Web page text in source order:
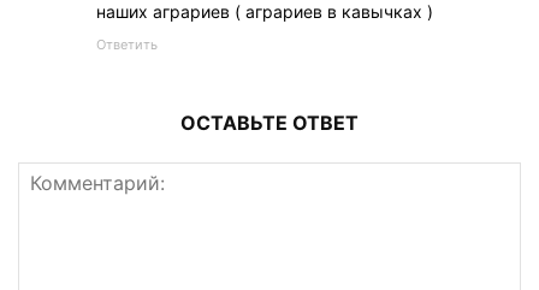
наших аграриев ( аграриев в кавычках )
Ответить
ОСТАВЬТЕ ОТВЕТ